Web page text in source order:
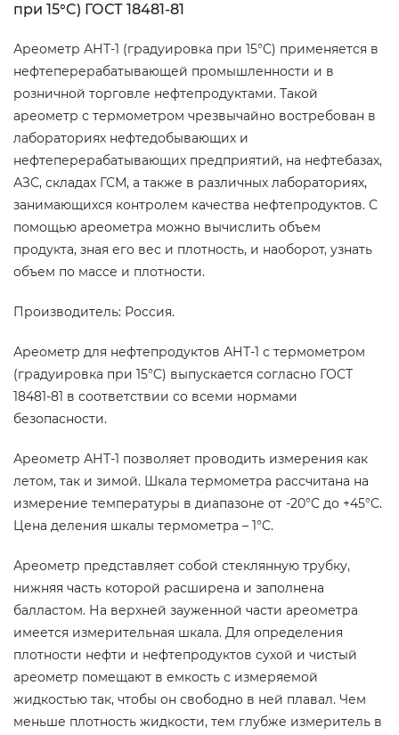
при 15°C) ГОСТ 18481-81
Ареометр АНТ-1 (градуировка при 15°C) применяется в
нефтеперерабатывающей промышленности и в
розничной торговле нефтепродуктами. Такой
ареометр с термометром чрезвычайно востребован в
лабораториях нефтедобывающих и
нефтеперерабатывающих предприятий, на нефтебазах,
АЗС, складах ГСМ, а также в различных лабораториях,
занимающихся контролем качества нефтепродуктов. С
помощью ареометра можно вычислить объем
продукта, зная его вес и плотность, и наоборот, узнать
объем по массе и плотности.
Производитель: Россия.
Ареометр для нефтепродуктов АНТ-1 с термометром
(градуировка при 15°C) выпускается согласно ГОСТ
18481-81 в соответствии со всеми нормами
безопасности.
Ареометр АНТ-1 позволяет проводить измерения как
летом, так и зимой. Шкала термометра рассчитана на
измерение температуры в диапазоне от -20°C до +45°C.
Цена деления шкалы термометра – 1°C.
Ареометр представляет собой стеклянную трубку,
нижняя часть которой расширена и заполнена
балластом. На верхней зауженной части ареометра
имеется измерительная шкала. Для определения
плотности нефти и нефтепродуктов сухой и чистый
ареометр помещают в емкость с измеряемой
жидкостью так, чтобы он свободно в ней плавал. Чем
меньше плотность жидкости, тем глубже измеритель в